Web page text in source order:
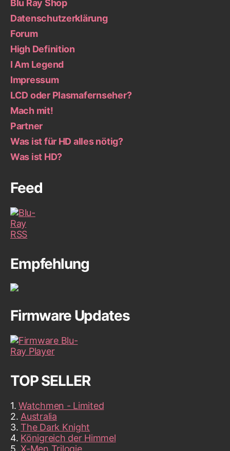
Blu Ray Shop
Datenschutzerklärung
Forum
High Definition
I Am Legend
Impressum
LCD oder Plasmafernseher?
Mach mit!
Partner
Was ist für HD alles nötig?
Was ist HD?
Feed
Empfehlung
Firmware Updates
TOP SELLER
1.Watchmen - Limited
2. Australia
3.The Dark Knight
4. Königreich der Himmel
5.X-Men Trilogie